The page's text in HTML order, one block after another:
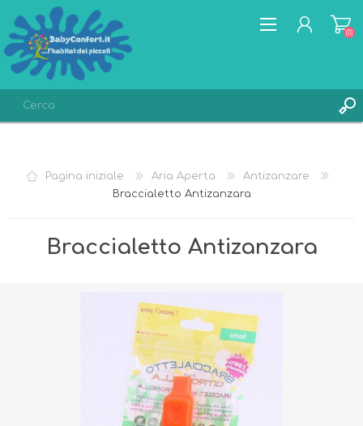
LISTA DEI DESIDERI
(0)
Pagina iniziale Aria Aperta
Antizanzare
Braccialetto Antizanzara
Braccialetto Antizanzara